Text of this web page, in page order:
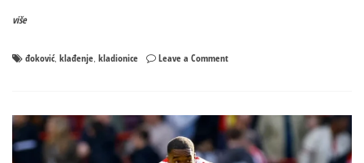
više
đoković, klađenje, kladionice Leave a Commenton
u
TENISU:
Okreću